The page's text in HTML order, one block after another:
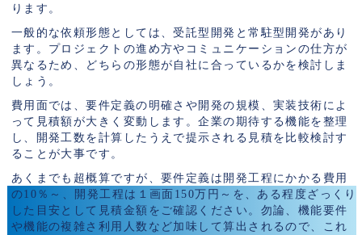
ります。
一般的な依頼形態としては、受託型開発と常駐型開発があり
ます。プロジェクトの進め方やコミュニケーションの仕方が
異なるため、どちらの形態が自社に合っているかを検討しま
しょう。
費用面では、要件定義の明確さや開発の規模、実装技術によ
って見積額が大きく変動します。企業の期待する機能を整理
し、開発工数を計算したうえで提示される見積を比較検討す
ることが大事です。
あくまでも超概算ですが、要件定義は開発工程にかかる費用
の10％～、開発工程は１画面150万円～を、ある程度ざっくり
した目安として見積金額をご確認ください。勿論、機能要件
や機能の複雑さ利用人数など加味して算出されるので、これ